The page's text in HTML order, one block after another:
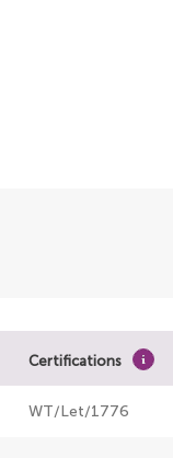
Certifications
WT/Let/1776